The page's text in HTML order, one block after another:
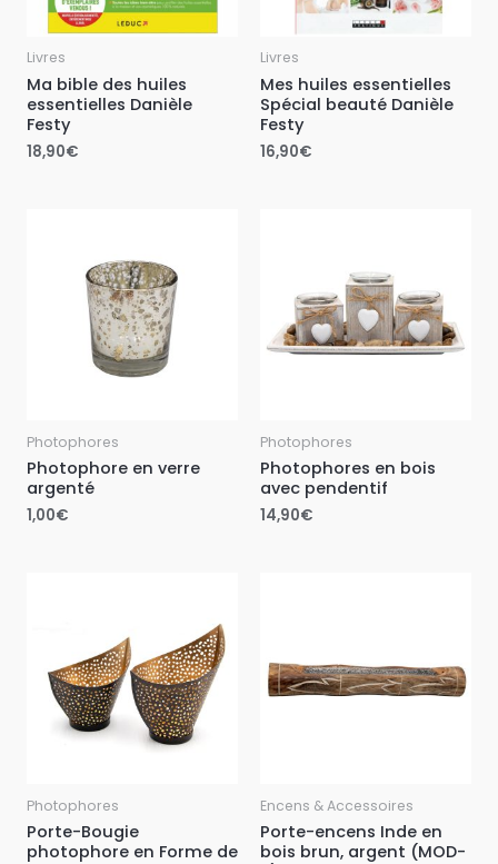
Livres
Ma bible des huiles
essentielles Danièle
Festy
18,90€
Livres
Mes huiles essentielles
Spécial beauté Danièle
Festy
16,90€
Photophores
Photophore en verre
argenté
1,00€
Photophores
Photophores en bois
avec pendentif
14,90€
Photophores
Porte-Bougie
photophore en Forme de
Encens & Accessoires
Porte-encens Inde en
bois brun, argent (MOD-